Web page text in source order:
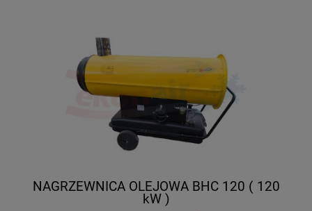
NAGRZEWNICA OLEJOWA BHC 120 ( 120
kW )